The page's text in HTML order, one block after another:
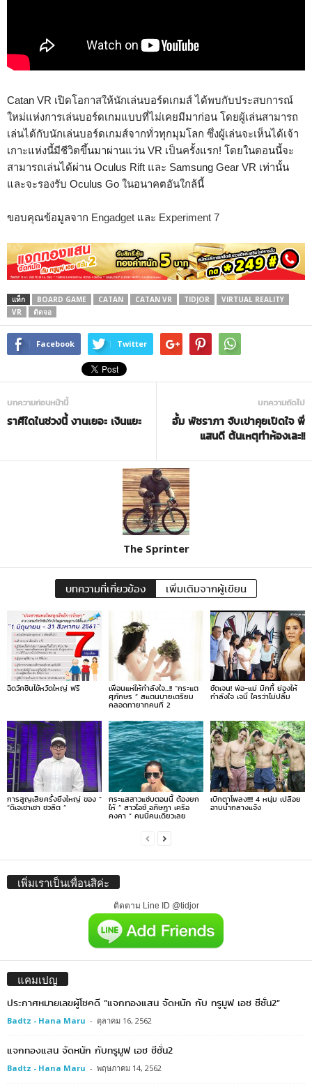
Catan VR เปิดโอกาสให้นักเล่นบอร์ดเกมส์ ได้พบกับประสบการณ์
ใหม่แห่งการเล่นบอร์ดเกมแบบที่ไม่เคยมีมาก่อน โดยผู้เล่นสามารถ
เล่นได้กับนักเล่นบอร์ดเกมส์จากทั่วทุกมุมโลก ซึ่งผู้เล่นจะเห็นได้เจ้า
เกาะแห่งนี้มีชีวิตขึ้นมาผ่านแว่น VR เป็นครั้งแรก! โดยในตอนนี้จะ
สามารถเล่นได้ผ่าน Oculus Rift และ Samsung Gear VR เท่านั้น
และจะรองรับ Oculus Go ในอนาคตอันใกล้นี้
ขอบคุณข้อมูลจาก Engadget และ Experiment 7
แท็ก BOARD GAME CATAN CATAN VR TIDJOR
VIRTUAL REALITY
VR
ติดจอ
Facebook Twitter
บทความก่อนหน้านี้
ราศีใดในช่วงนี้ งานเยอะ เงินแยะ
บทความถัดไป
อั้ม พัชราภา จับเข่าคุยเปิดใจ พี่
แสนดี ต้นเหตุทำห้องเละ!!
The Sprinter
บทความที่เกี่ยวข้อง เพิ่มเติมจากผู้เขียน
ฉีดวัคซีนไข้หวัดใหญ่ ฟรี เพื่อนแห่ให้กำลังใจ…!! “กระแต
ศุภักษร ” สแตนบายเตรียม
คลอดทายาทคนที่ 2
ชัดเจน! พ่อ-แม่ มิกกี้ ย่องให้
กำลังใจ เจนี่ ใครว่าไม่ปลื้ม
การสูญเสียครั้งยิ่งใหญ่ ของ ”
“ดีเจเชาเชา ชวลิต ”
กระแสสาวแซ่บตอนนี้ ต้องยก
ให้ ” สาวไอซ์ อภิษฎา เครือ
คงคา ” คนนี้คนเดียวเลย
เบิกตาโพลง!!!! 4 หนุ่ม เปลือย
อาบน้ำกลางแจ้ง
เพิ่มเราเป็นเพื่อนสิค่ะ
ติดตาม Line ID @tidjor
แคมเปญ
ประกาศหมายเลขผู้โชคดี “แจกทองแสน จัดหนัก กับ ทรูมูฟ เอช ซีซั่น2”
Badtz - Hana Maru - ตุลาคม 16, 2562
แจกทองแสน จัดหนัก กับทรูมูฟ เอช ซีซั่น2
Badtz - Hana Maru - พฤษภาคม 14, 2562